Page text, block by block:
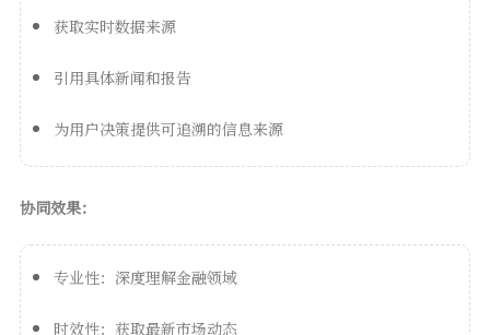
获取实时数据来源
引用具体新闻和报告
为用户决策提供可追溯的信息来源
协同效果：
专业性：深度理解金融领域
时效性：获取最新市场动态